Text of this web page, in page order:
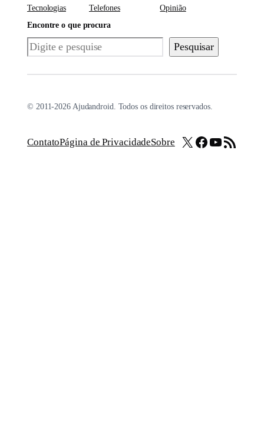
Tecnologias Telefones
Opinião
Encontre o que procura
Pesquisar Pesquisar
© 2011-2026 Ajudandroid. Todos os direitos reservados.
ContatoPágina de PrivacidadeSobre X Facebook
Youtube
Feed RSS